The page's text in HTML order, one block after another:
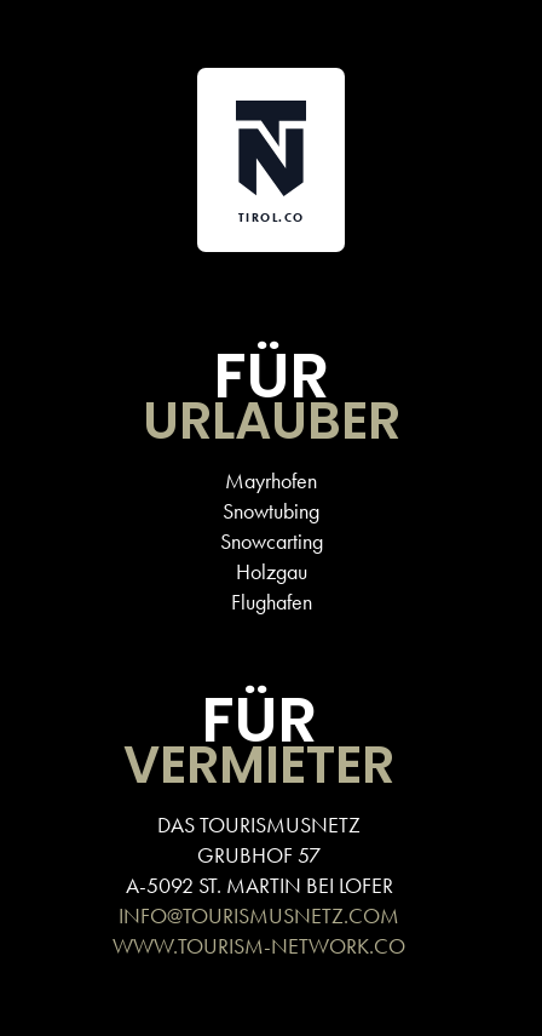
TIROL.CO
FÜR
URLAUBER
Mayrhofen
Snowtubing
Snowcarting
Holzgau
Flughafen
FÜR
VERMIETER
DAS TOURISMUSNETZ
GRUBHOF 57
A-5092 ST. MARTIN BEI LOFER
INFO@TOURISMUSNETZ.COM
WWW.TOURISM-NETWORK.CO